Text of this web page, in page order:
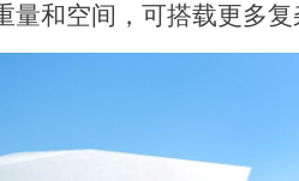
量和空间，可搭载更多